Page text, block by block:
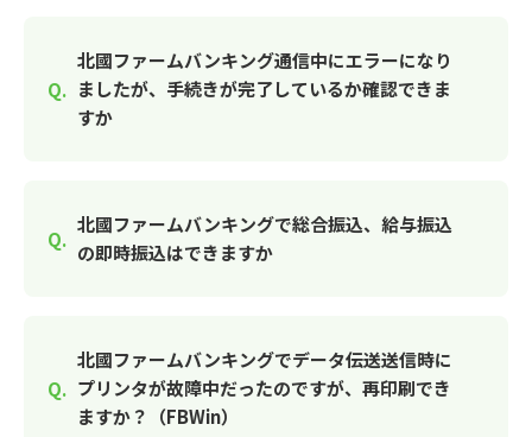
北國ファームバンキング通信中にエラーになり
ましたが、手続きが完了しているか確認できま
すか
北國ファームバンキングで総合振込、給与振込
の即時振込はできますか
北國ファームバンキングでデータ伝送送信時に
プリンタが故障中だったのですが、再印刷でき
ますか？（FBWin）